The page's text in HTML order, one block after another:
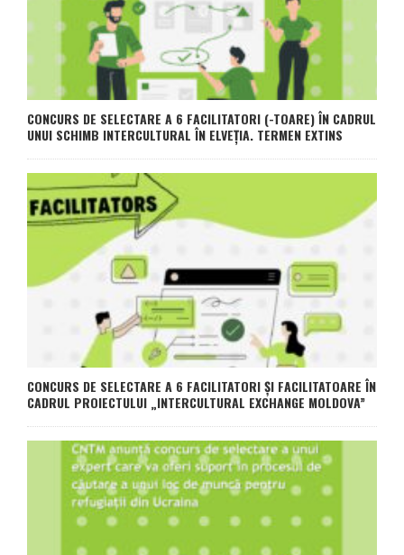
CONCURS DE SELECTARE A 6 FACILITATORI (-TOARE) ÎN CADRUL
UNUI SCHIMB INTERCULTURAL ÎN ELVEȚIA. TERMEN EXTINS
CONCURS DE SELECTARE A 6 FACILITATORI ȘI FACILITATOARE ÎN
CADRUL PROIECTULUI „INTERCULTURAL EXCHANGE MOLDOVA”